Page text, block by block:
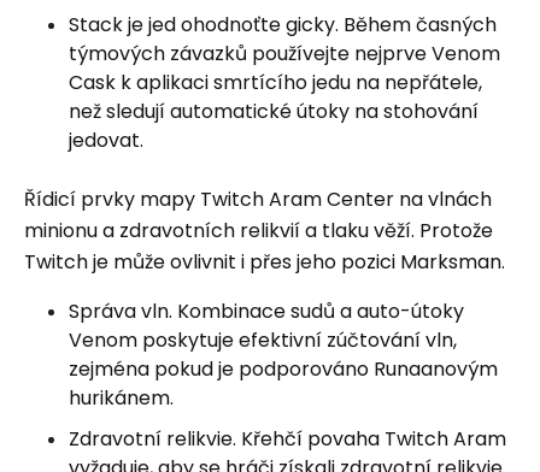
Stack je jed ohodnoťte gicky. Během časných
týmových závazků používejte nejprve Venom
Cask k aplikaci smrtícího jedu na nepřátele,
než sledují automatické útoky na stohování
jedovat.
Řídicí prvky mapy Twitch Aram Center na vlnách
minionu a zdravotních relikvií a tlaku věží. Protože
Twitch je může ovlivnit i přes jeho pozici Marksman.
Správa vln. Kombinace sudů a auto-útoky
Venom poskytuje efektivní zúčtování vln,
zejména pokud je podporováno Runaanovým
hurikánem.
Zdravotní relikvie. Křehčí povaha Twitch Aram